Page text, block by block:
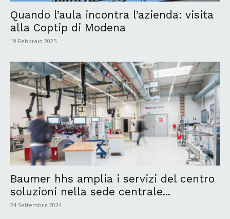
Quando l’aula incontra l’azienda: visita
alla Coptip di Modena
19 Febbraio 2025
Baumer hhs amplia i servizi del centro
soluzioni nella sede centrale...
24 Settembre 2024